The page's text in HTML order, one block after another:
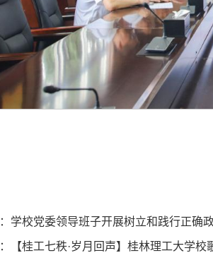
学校党委领导班子开展树立和践行正确
【桂工七秩·岁月回声】桂林理工大学